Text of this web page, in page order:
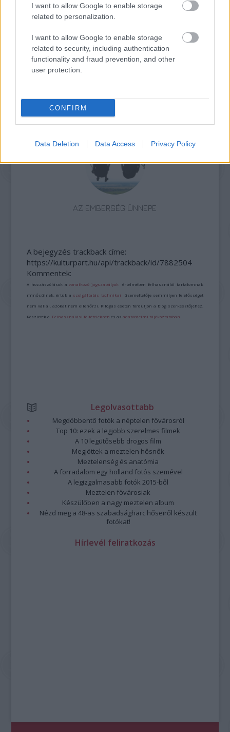
I want to allow Google to enable storage
related to personalization.
I want to allow Google to enable storage
related to security, including authentication
functionality and fraud prevention, and other
user protection.
CONFIRM
Data Deletion Data Access Privacy Policy
„NEM TÖBB EZER EMBERRE UTAZUNK, HANEM
ELSTARTOLT A MŰVÉSZETEK VÖLGYE
AZ EMBERSÉG ÜNNEPE
A bejegyzés trackback címe:
https://kulturpart.hu/api/trackback/id/7882504
Kommentek:
A hozzászólások avonatkozó jogszabályok értelmében felhasználói tartalomnak
minősülnek, értük a szolgáltatás technikai üzemeltetője semmilyen felelősséget
nem vállal, azokat nem ellenőrzi. Kifogás esetén forduljon a blog szerkesztőjéhez.
Részletek a Felhasználási feltételekben és azadatvédelmi tájékoztatóban
Legolvasottabb
Megdöbbentő fotók a néptelen fővárosról
Top 10: ezek a legjobb szerelmes filmek
A 10 legütősebb drogos film
Megjöttek a meztelen hősnők
Meztelenség és anatómia
A forradalom egy holland fotós szemével
A legizgalmasabb fotók 2015-ből
Meztelen fővárosiak
Készülőben a nagy meztelen album
Nézd meg a 48-as szabadságharc hőseiről készült
fotókat!
Hírlevél feliratkozás